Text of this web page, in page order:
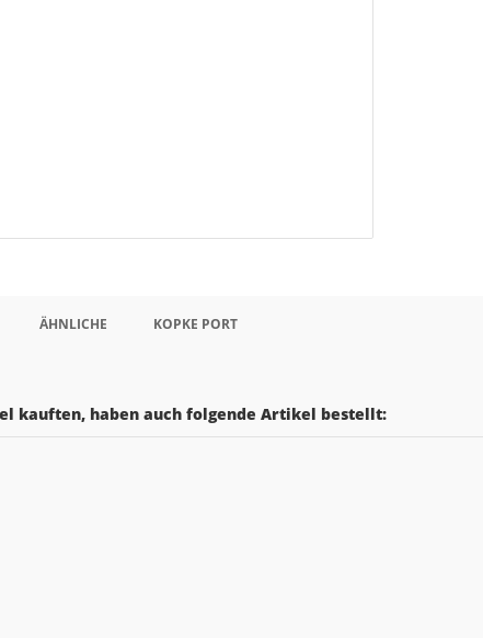
ÄHNLICHE KOPKE PORT
kauften, haben auch folgende Artikel bestellt: